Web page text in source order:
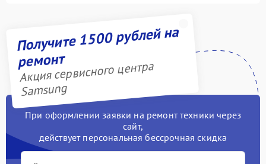
Получите 1500 рублей на
ремонт
Акция сервисного центра
Samsung
При оформлении заявки на ремонт техники через
сайт,
действует персональная бессрочная скидка